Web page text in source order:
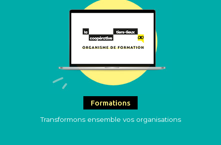
Formations
Transformons ensemble vos organisations